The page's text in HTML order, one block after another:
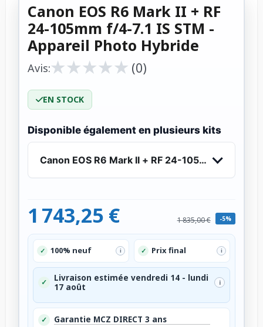
Canon EOS R6 Mark II + RF
24-105mm f/4-7.1 IS STM -
Appareil Photo Hybride
Avis:★
★★
★★
★★
★★
★ (0)
EN STOCK
Disponible également en plusieurs kits
Canon EOS R6 Mark II + RF 24-105mm f/4-7.1
1 743,25 € 1 835,00 € -5%
✓ 100% neuf i ✓ Prix final i
✓
Livraison estimée vendredi 14 - lundi
17 août
i
✓ Garantie MCZ DIRECT 3 ans